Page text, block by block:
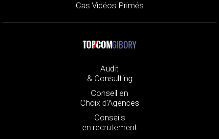
Cas Vidéos Primés
GIBORY
Audit
& Consulting
Conseil en
Choix d’Agences
Conseils
en recrutement